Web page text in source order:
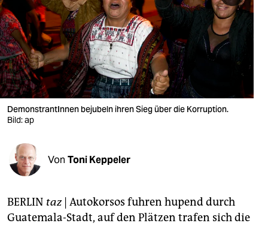
nord
wahrheit
verlag
verlag
veranstaltungen
shop
fragen & hilfe
unterstützen
abo
DemonstrantInnen bejubeln ihren Sieg über die Korruption.
Bild: ap
Von Toni Keppeler
BERLIN taz| Autokorsos fuhren hupend durch
Guatemala-Stadt, auf den Plätzen trafen sich die